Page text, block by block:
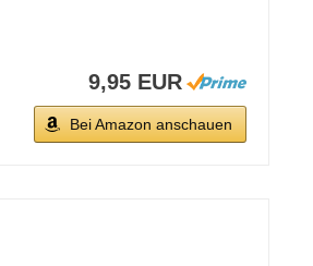
9,95 EUR
Bei Amazon anschauen